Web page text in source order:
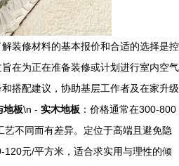
装修材料的基本报价和合适的选择是控
在为正在准备装修或计划进行室内空气
搭配建议，协助基层工作者及在家升级
地板\n - 实木地板 ：价格通常在300-800
不同而有差异。定位于高端且避免隐
120元/平方米，适合求实用与理性的倾